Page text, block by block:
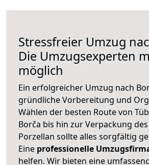
Stressfreier Umzug
Die Umzugsexperten
möglich
Ein erfolgreicher Umzug nach
gründliche Vorbereitung und
Wählen der besten Route von
Borča bis hin zur Verpackung
Porzellan sollte alles sorgfältig
Eine professionelle
helfen. Wir bieten eine